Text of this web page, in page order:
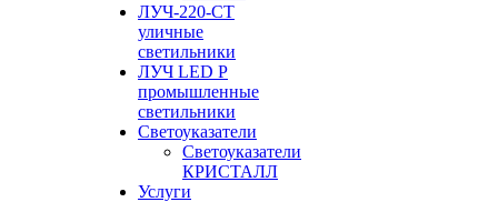
ЛУЧ-220-СТ
уличные
светильники
ЛУЧ LED P
промышленные
светильники
Светоуказатели
Светоуказатели
КРИСТАЛЛ
Услуги